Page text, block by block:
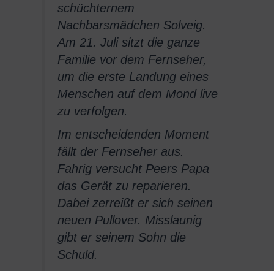
schüchternem
Nachbarsmädchen Solveig.
Am 21. Juli sitzt die ganze
Familie vor dem Fernseher,
um die erste Landung eines
Menschen auf dem Mond live
zu verfolgen.
Im entscheidenden Moment
fällt der Fernseher aus.
Fahrig versucht Peers Papa
das Gerät zu reparieren.
Dabei zerreißt er sich seinen
neuen Pullover. Misslaunig
gibt er seinem Sohn die
Schuld.